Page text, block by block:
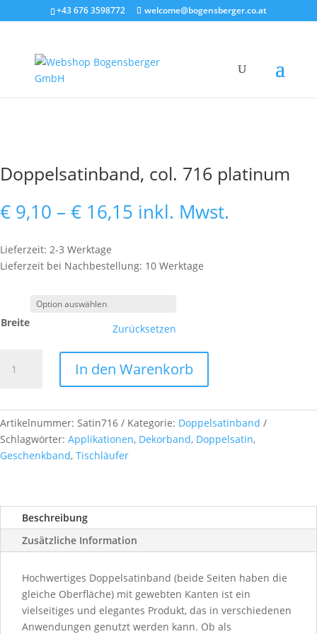
+43 676 3598772 welcome@bogensberger.co.at
Doppelsatinband, col. 716 platinum
€ 9,10 – € 16,15 Preisspanne:
€ 9,10
€ 16,15
inkl. Mwst.
Lieferzeit: 2-3 Werktage
Lieferzeit bei Nachbestellung: 10 Werktage
Breite Zurücksetzen
Doppelsatinband,
col.
Menge
In den Warenkorb
Artikelnummer: Satin716 Kategorie: Doppelsatinband
Schlagwörter: Applikationen, Dekorband, Doppelsatin,
Geschenkband, Tischläufer
Beschreibung
Zusätzliche Information
Hochwertiges Doppelsatinband (beide Seiten haben die
gleiche Oberfläche) mit gewebten Kanten ist ein
vielseitiges und elegantes Produkt, das in verschiedenen
Anwendungen genutzt werden kann. Ob als